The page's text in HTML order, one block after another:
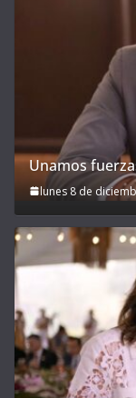
Unamos
lunes 8 de